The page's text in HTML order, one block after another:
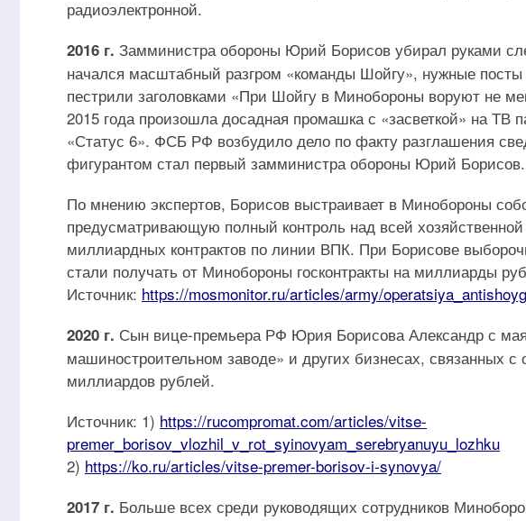
радиоэлектронной.
2016 г. Замминистра обороны Юрий Борисов убирал руками
начался масштабный разгром «команды Шойгу», нужные
пестрили заголовками «При Шойгу в Минобороны воруют не
2015 года произошла досадная промашка с «засветкой» на ТВ
«Статус 6». ФСБ РФ возбудило дело по факту разглашения
фигурантом стал первый замминистра обороны Юрий Борисов.
По мнению экспертов, Борисов выстраивает в Минобороны
предусматривающую полный контроль над всей
миллиардных контрактов по линии ВПК. При Борисове
стали получать от Минобороны госконтракты на миллиарды
Источник: https://mosmonitor.ru/articles/army/
2020 г. Сын вице-премьера РФ Юрия Борисова Александр с
машиностроительном заводе» и других бизнесах, связанных
миллиардов рублей.
Источник: 1) https://rucompromat.com/articles/vitse-
premer_borisov_vlozhil_v_rot_syinovyam_serebryanuyu_lozhku
2) https://ko.ru/articles/vitse-premer-borisov-i-synovya/
2017 г. Больше всех среди руководящих сотрудников